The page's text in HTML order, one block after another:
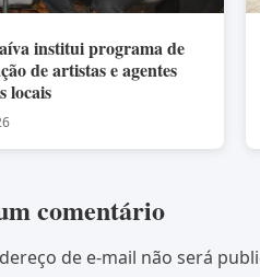
institui programa de
de artistas e agentes
locais
comentário
de e-mail não será